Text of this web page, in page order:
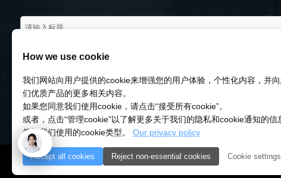
© 2018-2026
How we use cookie
我们网站向用户提供的cookie来增强您的用户体验，个性化内容，并
们优质产品的更多相关内容。
如果您同意我们使用cookie，请点击“接受所有cookie”。
或者，点击“管理cookie”以了解更多关于我们的隐私和cookie通知的信
希望我们使用的cookie类型。 Our privacy policy
Accept all cookies Reject non-essential cookies Cookie settings